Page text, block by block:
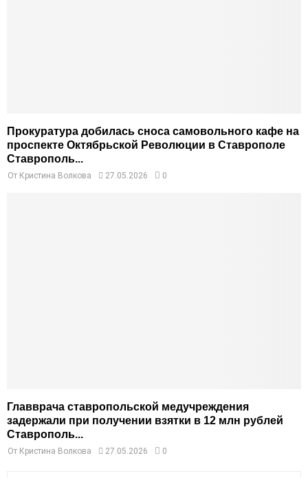
Прокуратура добилась сноса самовольного кафе на
проспекте Октябрьской Революции в Ставрополе
Ставрополь...
От Кристина Волкова 27.05.2026 0
Главврача ставропольской медучреждения
задержали при получении взятки в 12 млн рублей
Ставрополь...
От Кристина Волкова 27.05.2026 0